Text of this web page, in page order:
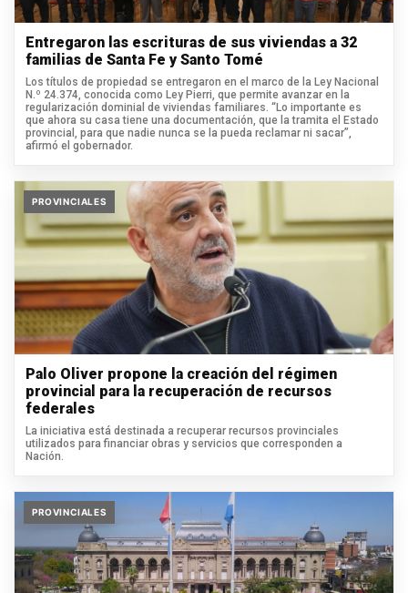
Entregaron las escrituras de sus viviendas a 32
familias de Santa Fe y Santo Tomé
Los títulos de propiedad se entregaron en el marco de la Ley Nacional
N.º 24.374, conocida como Ley Pierri, que permite avanzar en la
regularización dominial de viviendas familiares. “Lo importante es
que ahora su casa tiene una documentación, que la tramita el Estado
provincial, para que nadie nunca se la pueda reclamar ni sacar”,
afirmó el gobernador.
PROVINCIALES
Palo Oliver propone la creación del régimen
provincial para la recuperación de recursos
federales
La iniciativa está destinada a recuperar recursos provinciales
utilizados para financiar obras y servicios que corresponden a
Nación.
PROVINCIALES